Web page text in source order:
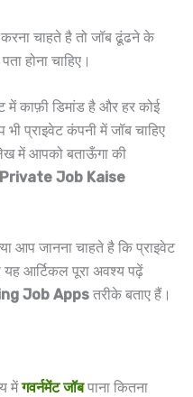
चाहते है तो जॉब ढूंढने के
होना चाहिए।
में काफ़ी डिमांड है और हर कोई
प्राइवेट कंपनी में जॉब चाहिए
में आपको बताऊँगा की
Private Job Kaise
आप जानना चाहते है कि प्राइवेट
यह आर्टिकल पूरा अवश्य पढ़ें
Job Apps तरीके बताए हैं।
मेंगवर्नमेंट जॉबपाना कितना